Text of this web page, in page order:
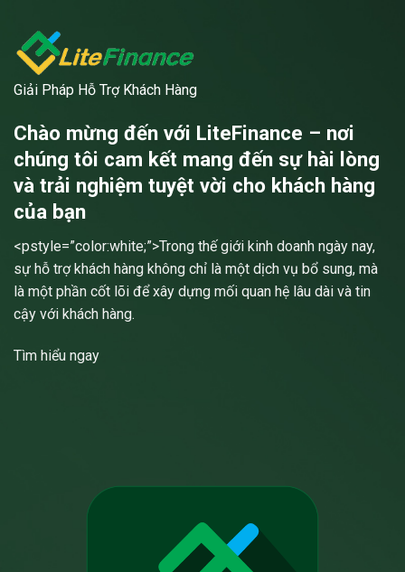
Giải Pháp Hỗ Trợ Khách Hàng
Chào mừng đến với LiteFinance – nơi
chúng tôi cam kết mang đến sự hài lòng
và trải nghiệm tuyệt vời cho khách hàng
của bạn
<pstyle=”color:white;”>Trong thế giới kinh doanh ngày nay,
sự hỗ trợ khách hàng không chỉ là một dịch vụ bổ sung, mà
là một phần cốt lõi để xây dựng mối quan hệ lâu dài và tin
cậy với khách hàng.
Tìm hiểu ngay